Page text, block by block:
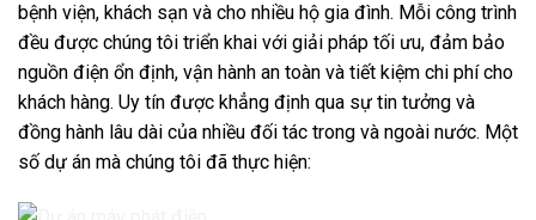
bệnh viện, khách sạn và cho nhiều hộ gia đình. Mỗi công trình
đều được chúng tôi triển khai với giải pháp tối ưu, đảm bảo
nguồn điện ổn định, vận hành an toàn và tiết kiệm chi phí cho
khách hàng. Uy tín được khẳng định qua sự tin tưởng và
đồng hành lâu dài của nhiều đối tác trong và ngoài nước. Một
số dự án mà chúng tôi đã thực hiện: